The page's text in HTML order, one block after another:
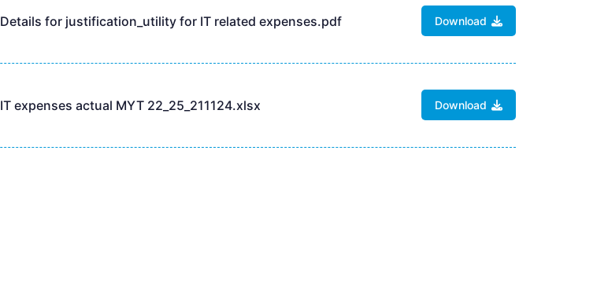
Details for justification_utility for IT related expenses.pdf Download
IT expenses actual MYT 22_25_211124.xlsx Download